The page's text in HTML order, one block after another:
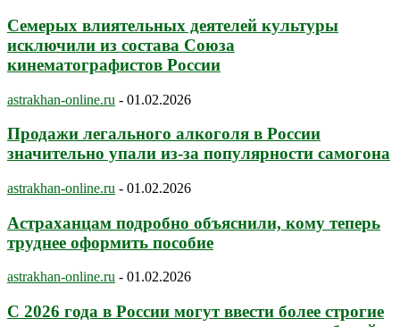
Семерых влиятельных деятелей культуры
исключили из состава Союза
кинематографистов России
astrakhan-online.ru - 01.02.2026
Продажи легального алкоголя в России
значительно упали из-за популярности самогона
astrakhan-online.ru - 01.02.2026
Астраханцам подробно объяснили, кому теперь
труднее оформить пособие
astrakhan-online.ru - 01.02.2026
С 2026 года в России могут ввести более строгие